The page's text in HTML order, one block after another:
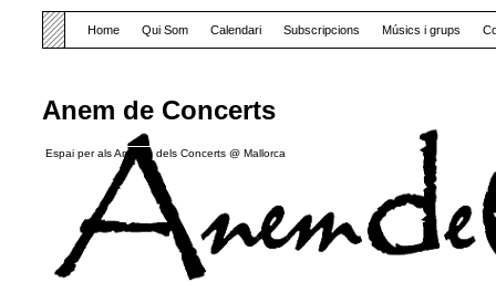
Anem de Concerts
Espai per als Amants dels Concerts @ Mallorca
Home Qui Som Calendari Subscripcions Músics i grups